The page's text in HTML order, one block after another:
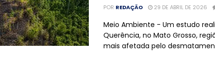
POR REDAÇÃO 29 DE ABRIL DE 2026
Meio Ambiente - Um estudo
Querência, no Mato Grosso,
mais afetada pelo